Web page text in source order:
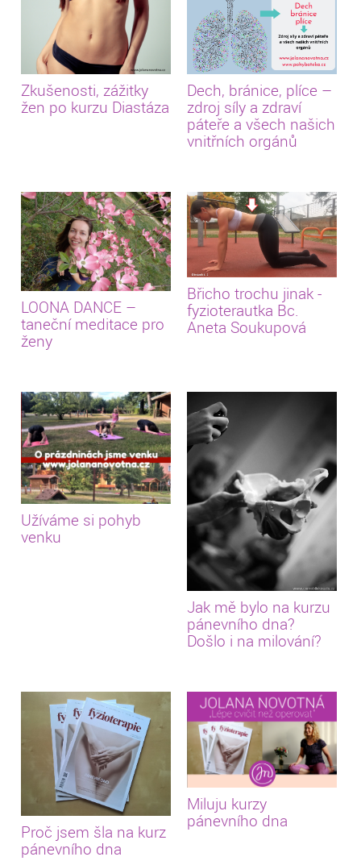
Zkušenosti, zážitky
žen po kurzu Diastáza
Dech, bránice, plíce –
zdroj síly a zdraví
páteře a všech našich
vnitřních orgánů
LOONA DANCE –
taneční meditace pro
ženy
Břicho trochu jinak -
fyzioterautka Bc.
Aneta Soukupová
Užíváme si pohyb
venku
Jak mě bylo na kurzu
pánevního dna?
Došlo i na milování?
Proč jsem šla na kurz
pánevního dna
Miluju kurzy
pánevního dna